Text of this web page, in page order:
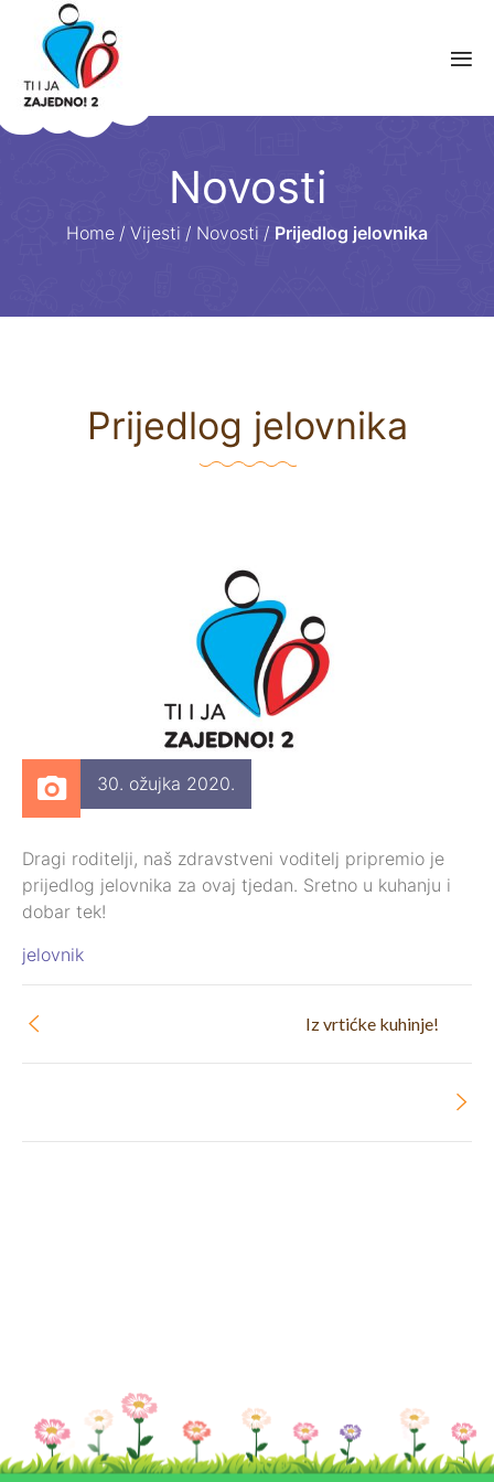
Novosti
Home / Vijesti / Novosti / Prijedlog jelovnika
Prijedlog jelovnika
30. ožujka 2020.
Dragi roditelji, naš zdravstveni voditelj pripremio je
prijedlog jelovnika za ovaj tjedan. Sretno u kuhanju i
dobar tek!
jelovnik
Iz vrtićke kuhinje!